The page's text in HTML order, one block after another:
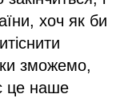
хоч як би
зможемо,
це наше